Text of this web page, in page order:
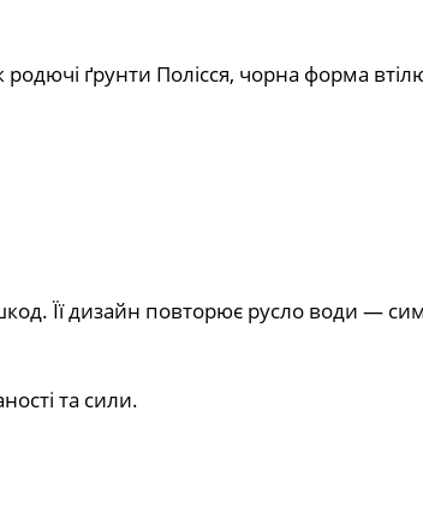
ґрунти Полісся, чорна форма втілює
Її дизайн повторює русло води —
та сили.